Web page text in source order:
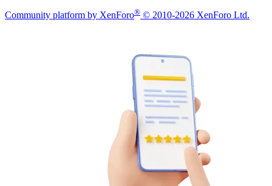
Community platform by XenForo® © 2010-2026 XenForo Ltd.